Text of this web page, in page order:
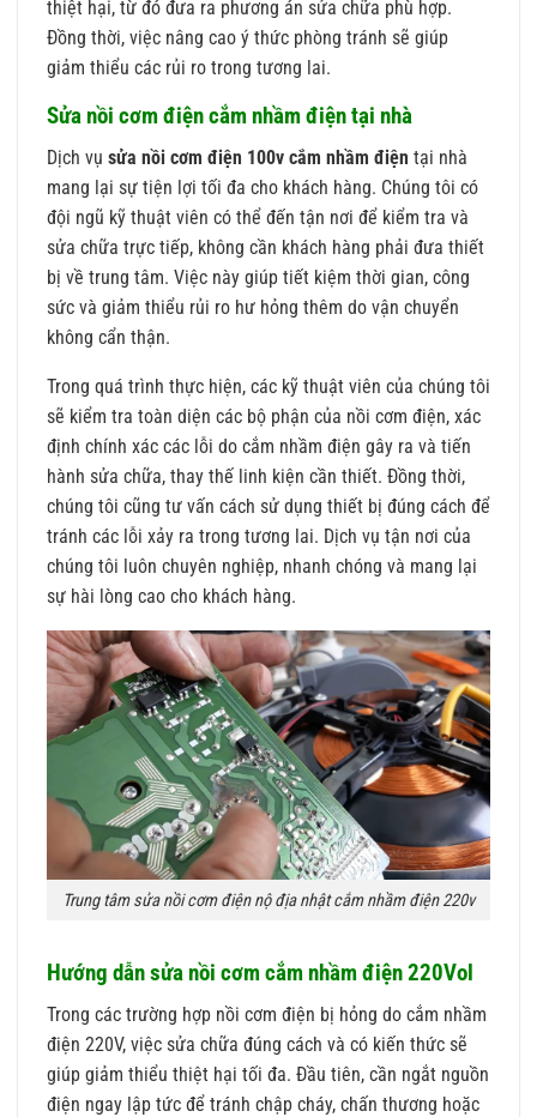
thiệt hại, từ đó đưa ra phương án sửa chữa phù hợp.
Đồng thời, việc nâng cao ý thức phòng tránh sẽ giúp
giảm thiểu các rủi ro trong tương lai.
Sửa nồi cơm điện cắm nhầm điện tại nhà
Dịch vụ sửa nồi cơm điện 100v cắm nhầm điện tại nhà
mang lại sự tiện lợi tối đa cho khách hàng. Chúng tôi có
đội ngũ kỹ thuật viên có thể đến tận nơi để kiểm tra và
sửa chữa trực tiếp, không cần khách hàng phải đưa thiết
bị về trung tâm. Việc này giúp tiết kiệm thời gian, công
sức và giảm thiểu rủi ro hư hỏng thêm do vận chuyển
không cẩn thận.
Trong quá trình thực hiện, các kỹ thuật viên của chúng tôi
sẽ kiểm tra toàn diện các bộ phận của nồi cơm điện, xác
định chính xác các lỗi do cắm nhầm điện gây ra và tiến
hành sửa chữa, thay thế linh kiện cần thiết. Đồng thời,
chúng tôi cũng tư vấn cách sử dụng thiết bị đúng cách để
tránh các lỗi xảy ra trong tương lai. Dịch vụ tận nơi của
chúng tôi luôn chuyên nghiệp, nhanh chóng và mang lại
sự hài lòng cao cho khách hàng.
Trung tâm sửa nồi cơm điện nộ địa nhật cắm nhầm điện 220v
Hướng dẫn sửa nồi cơm cắm nhầm điện 220Vol
Trong các trường hợp nồi cơm điện bị hỏng do cắm nhầm
điện 220V, việc sửa chữa đúng cách và có kiến thức sẽ
giúp giảm thiểu thiệt hại tối đa. Đầu tiên, cần ngắt nguồn
điện ngay lập tức để tránh chập cháy, chấn thương hoặc